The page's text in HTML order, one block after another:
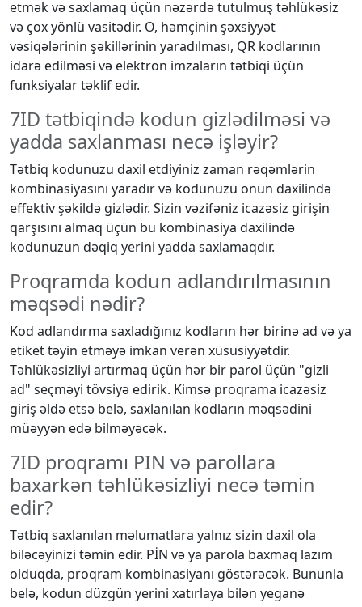
etmək və saxlamaq üçün nəzərdə tutulmuş təhlükəsiz
və çox yönlü vasitədir. O, həmçinin şəxsiyyət
vəsiqələrinin şəkillərinin yaradılması, QR kodlarının
idarə edilməsi və elektron imzaların tətbiqi üçün
funksiyalar təklif edir.
7ID tətbiqində kodun gizlədilməsi və
yadda saxlanması necə işləyir?
Tətbiq kodunuzu daxil etdiyiniz zaman rəqəmlərin
kombinasiyasını yaradır və kodunuzu onun daxilində
effektiv şəkildə gizlədir. Sizin vəzifəniz icazəsiz girişin
qarşısını almaq üçün bu kombinasiya daxilində
kodunuzun dəqiq yerini yadda saxlamaqdır.
Proqramda kodun adlandırılmasının
məqsədi nədir?
Kod adlandırma saxladığınız kodların hər birinə ad və ya
etiket təyin etməyə imkan verən xüsusiyyətdir.
Təhlükəsizliyi artırmaq üçün hər bir parol üçün "gizli
ad" seçməyi tövsiyə edirik. Kimsə proqrama icazəsiz
giriş əldə etsə belə, saxlanılan kodların məqsədini
müəyyən edə bilməyəcək.
7ID proqramı PIN və parollara
baxarkən təhlükəsizliyi necə təmin
edir?
Tətbiq saxlanılan məlumatlara yalnız sizin daxil ola
biləcəyinizi təmin edir. PİN və ya parola baxmaq lazım
olduqda, proqram kombinasiyanı göstərəcək. Bununla
belə, kodun düzgün yerini xatırlaya bilən yeganə